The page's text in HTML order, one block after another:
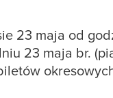
23 maja od
23 maja br.